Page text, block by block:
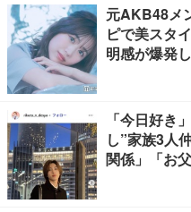
元AKB48メ
ピで美スタ
明感が爆発
「今日好き
し”家族3人
関係」「お